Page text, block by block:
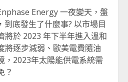
Energy 一夜變天，盤
到底發生了什麼事? 以市場目
將於 2023 年下半年進入溫和
將逐步減弱、歐美電費隨油
，2023年太陽能供電系統需
？